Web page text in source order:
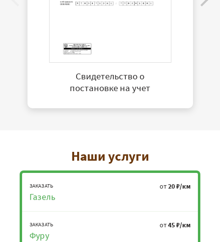
Свидетельство о
постановке на учет
Наши услуги
ЗАКАЗАТЬ
Газель
от20 ₽/км
ЗАКАЗАТЬ
Фуру
от45 ₽/км